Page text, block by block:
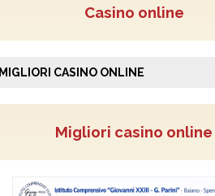
Casino online
MIGLIORI CASINO ONLINE
Migliori casino online